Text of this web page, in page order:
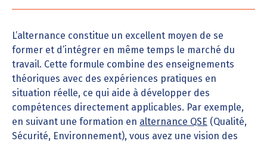
L’alternance constitue un excellent moyen de se
former et d’intégrer en même temps le marché du
travail. Cette formule combine des enseignements
théoriques avec des expériences pratiques en
situation réelle, ce qui aide à développer des
compétences directement applicables. Par exemple,
en suivant une formation en alternance QSE (Qualité,
Sécurité, Environnement), vous avez une vision des